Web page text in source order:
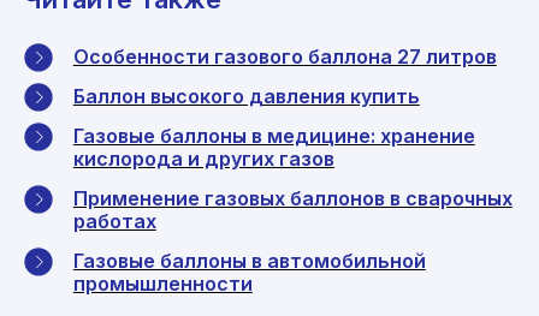
Особенности газового баллона 27 литров
Баллон высокого давления купить
Газовые баллоны в медицине: хранение
кислорода и других газов
Применение газовых баллонов в сварочных
работах
Газовые баллоны в автомобильной
промышленности